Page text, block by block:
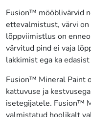
Fusion™ mööblivärvid
ettevalmistust, värvi on
lõppviimistlus on
värvitud pind ei vaja
lakkimist ega ka
Fusion™ Mineral Paint
kattuvuse ja
isetegijatele. Fusion™